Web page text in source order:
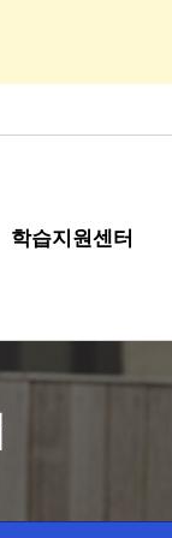
학습지원센터